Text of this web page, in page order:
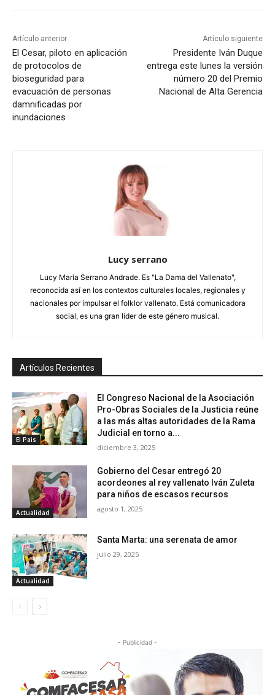
Artículo anterior
El Cesar, piloto en aplicación
de protocolos de
bioseguridad para
evacuación de personas
damnificadas por
inundaciones
Artículo siguiente
Presidente Iván Duque
entrega este lunes la versión
número 20 del Premio
Nacional de Alta Gerencia
Lucy serrano
Lucy María Serrano Andrade. Es "La Dama del Vallenato",
reconocida así en los contextos culturales locales, regionales y
nacionales por impulsar el folklor vallenato. Está comunicadora
social, es una gran líder de este género musical.
Artículos Recientes
El Pais
El Congreso Nacional de la Asociación
Pro-Obras Sociales de la Justicia reúne
a las más altas autoridades de la Rama
Judicial en torno a...
diciembre 3, 2025
Actualidad
Gobierno del Cesar entregó 20
acordeones al rey vallenato Iván Zuleta
para niños de escasos recursos
agosto 1, 2025
Actualidad
Santa Marta: una serenata de amor
julio 29, 2025
- Publicidad -